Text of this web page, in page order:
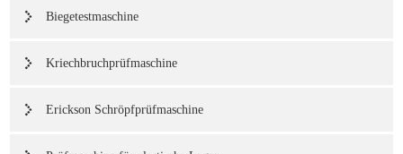
Biegetestmaschine
Kriechbruchprüfmaschine
Erickson Schröpfprüfmaschine